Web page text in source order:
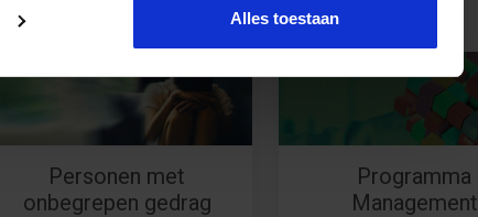
Alles toestaan
Personen met
onbegrepen gedrag
Programma
Management